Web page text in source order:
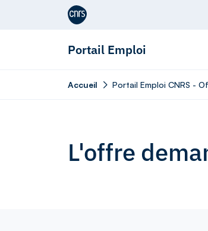
Aller au contenu
Portail Emploi
Accueil Portail Emploi CNRS -
L'offre